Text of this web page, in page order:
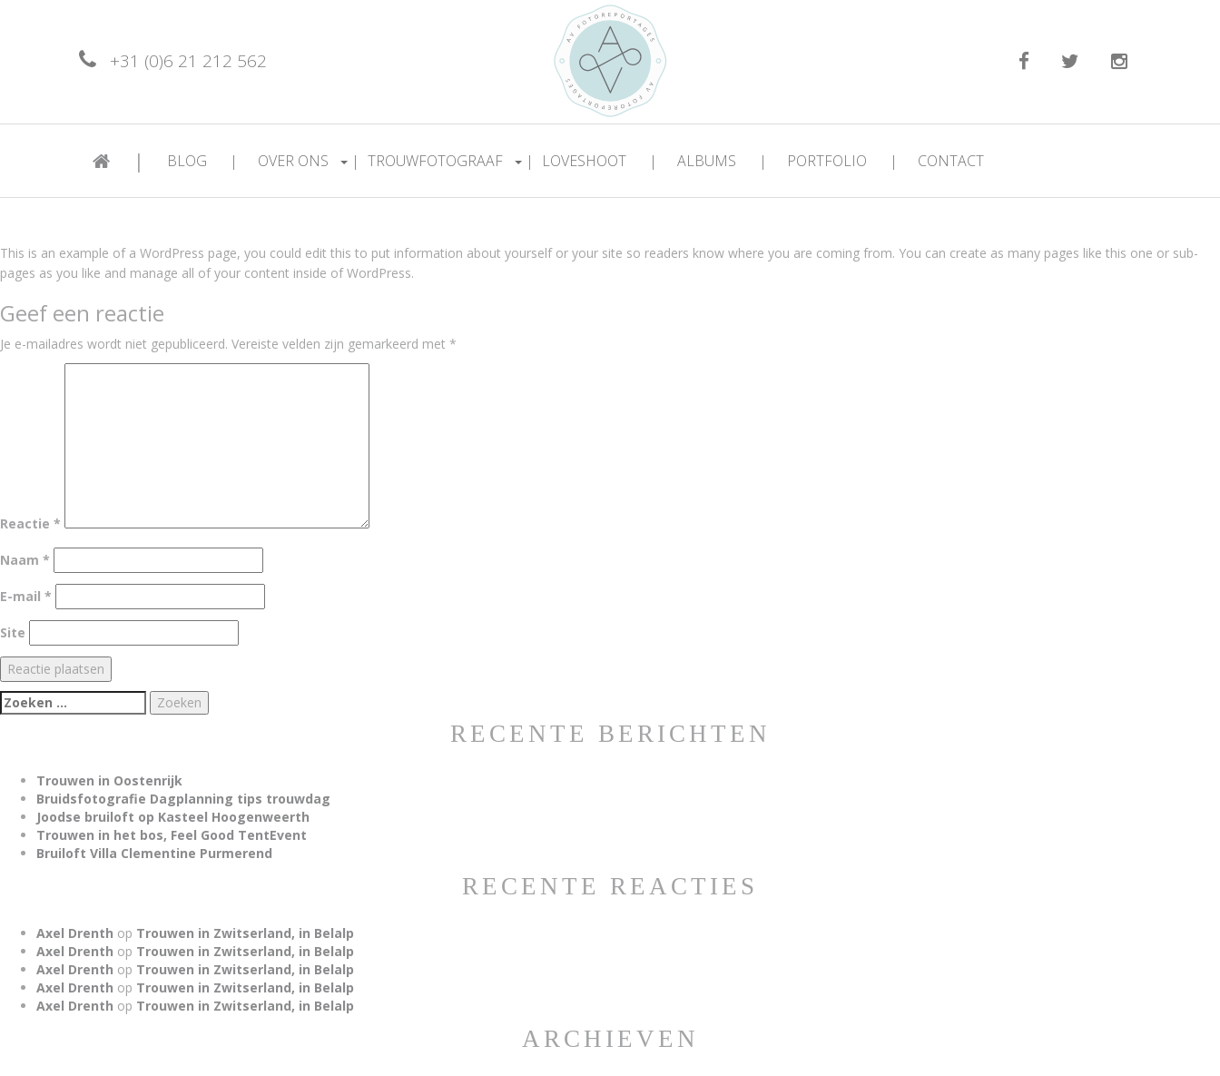
+31 (0)6 21 212 562
| BLOG | OVER ONS | TROUWFOTOGRAAF | LOVESHOOT | ALBUMS | PORTFOLIO | CONTACT
This is an example of a WordPress page, you could edit this to put information about yourself or your site so readers know where you are coming from. You can create as many pages like this one or sub-
pages as you like and manage all of your content inside of WordPress.
Geef een reactie
Je e-mailadres wordt niet gepubliceerd. Vereiste velden zijn gemarkeerd met *
Reactie *
Naam *
E-mail *
Site
Zoeken
naar:
RECENTE BERICHTEN
Trouwen in Oostenrijk
Bruidsfotografie Dagplanning tips trouwdag
Joodse bruiloft op Kasteel Hoogenweerth
Trouwen in het bos, Feel Good TentEvent
Bruiloft Villa Clementine Purmerend
RECENTE REACTIES
Axel Drenth op Trouwen in Zwitserland, in Belalp
Axel Drenth op Trouwen in Zwitserland, in Belalp
Axel Drenth op Trouwen in Zwitserland, in Belalp
Axel Drenth op Trouwen in Zwitserland, in Belalp
Axel Drenth op Trouwen in Zwitserland, in Belalp
ARCHIEVEN